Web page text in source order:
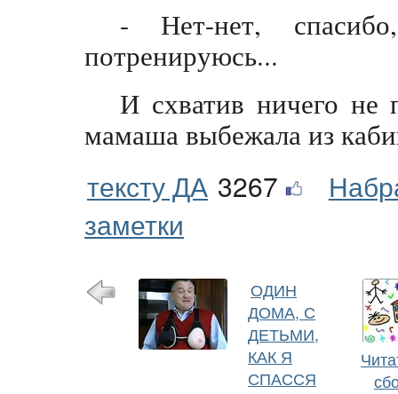
- Нет-нет,
потренируюсь...
И схватив ничего
мамаша выбежала из
тексту ДА 3267
заметки
ОДИН
ДОМА, С
ДЕТЬМИ,
КАК Я
СПАССЯ